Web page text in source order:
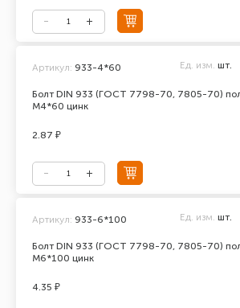
Болт DIN 933 (ГОСТ 7798-70, 7805-70)
М4*60 цинк
Артикул: 933-4*60 Ед. изм. шт.
2.87 ₽
Болт DIN 933 (ГОСТ 7798-70, 7805-70)
М6*100 цинк
Артикул: 933-6*100 Ед. изм. шт.
4.35 ₽